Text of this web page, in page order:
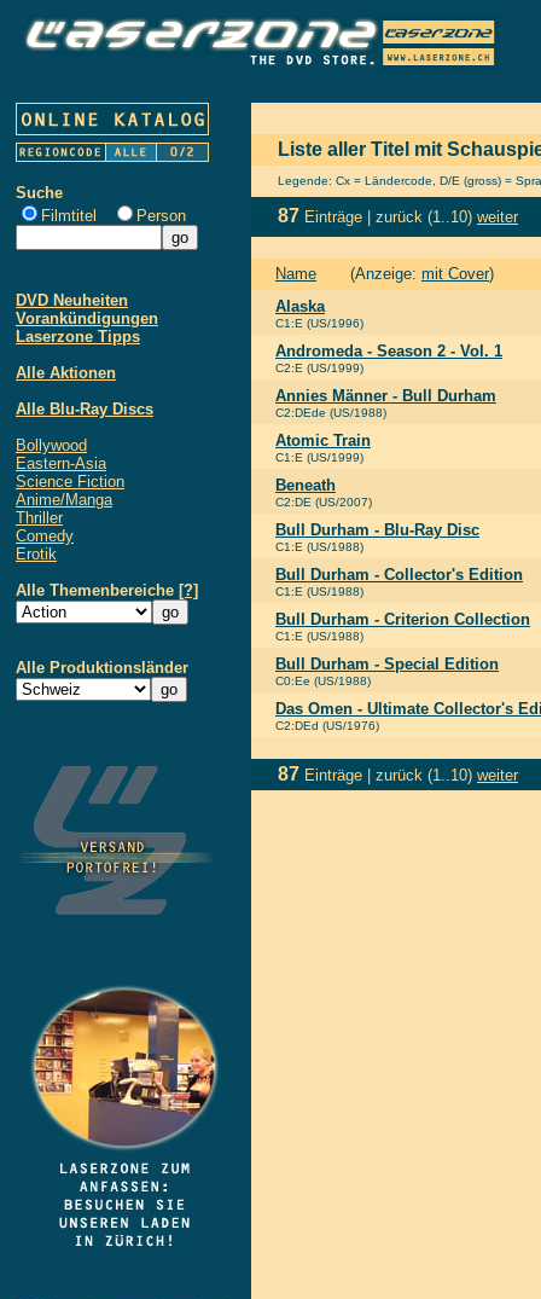
Suche
Filmtitel
Person
DVD Neuheiten
Vorankündigungen
Laserzone Tipps
Alle Aktionen
Alle Blu-Ray Discs
Bollywood
Eastern-Asia
Science Fiction
Anime/Manga
Thriller
Comedy
Erotik
Alle Themenbereiche [?]
Alle Produktionsländer
Liste aller Titel mit
Legende: Cx = Ländercode, D/E (gross) =
87 Einträge | zurück (1..10) weiter
Name (Anzeige: mit Cover)
Alaska
C1:E (US/1996)
Andromeda - Season 2 - Vol. 1
C2:E (US/1999)
Annies Männer - Bull Durham
C2:DEde (US/1988)
Atomic Train
C1:E (US/1999)
Beneath
C2:DE (US/2007)
Bull Durham - Blu-Ray Disc
C1:E (US/1988)
Bull Durham - Collector's Edition
C1:E (US/1988)
Bull Durham - Criterion Collection
C1:E (US/1988)
Bull Durham - Special Edition
C0:Ee (US/1988)
Das Omen - Ultimate Collector's
C2:DEd (US/1976)
87 Einträge | zurück (1..10) weiter